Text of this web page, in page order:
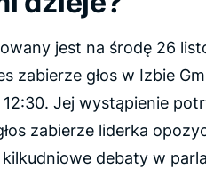
jest na środę 26
zabierze głos w Izbie
12:30. Jej wystąpienie
zabierze liderka
debaty w